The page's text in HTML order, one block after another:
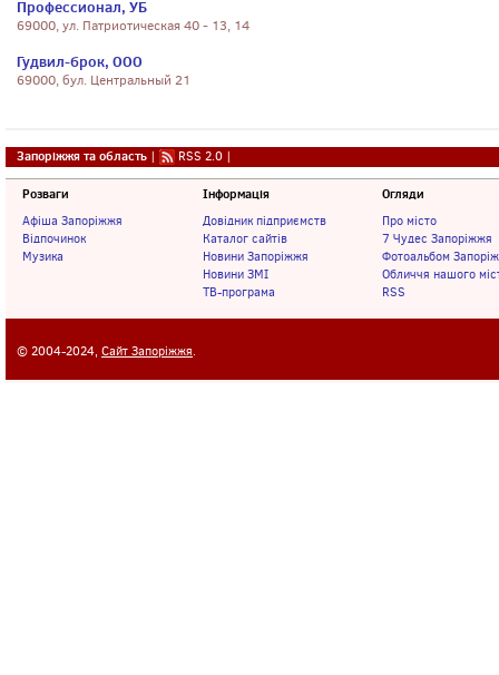
Профессионал, УБ
69000, ул. Патриотическая 40 - 13, 14
Гудвил-брок, ООО
69000, бул. Центральный 21
Запоріжжя та область | RSS 2.0 |
Розваги
Афіша Запоріжжя
Відпочинок
Музика
Інформація
Довідник підприємств
Каталог сайтів
Новини Запоріжжя
Новини ЗМІ
ТВ-програма
Огляди
Про місто
7 Чудес Запоріжжя
Фотоальбом
Обличчя нашого
RSS
© 2004-2024, Сайт Запоріжжя.